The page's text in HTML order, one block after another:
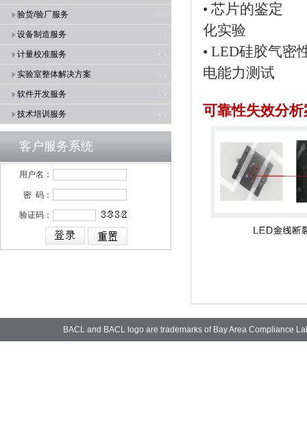
验货/验厂服务
设备制造服务
计量校准服务
实验室整体解决方案
软件开发服务
技术培训服务
客户服务系统
用户名：
密 码：
验证码：
• 芯片
化实验
• LED硅胶
电能力测试
可靠性失效分析
BACL and BACL logo are trademarks of Bay Area